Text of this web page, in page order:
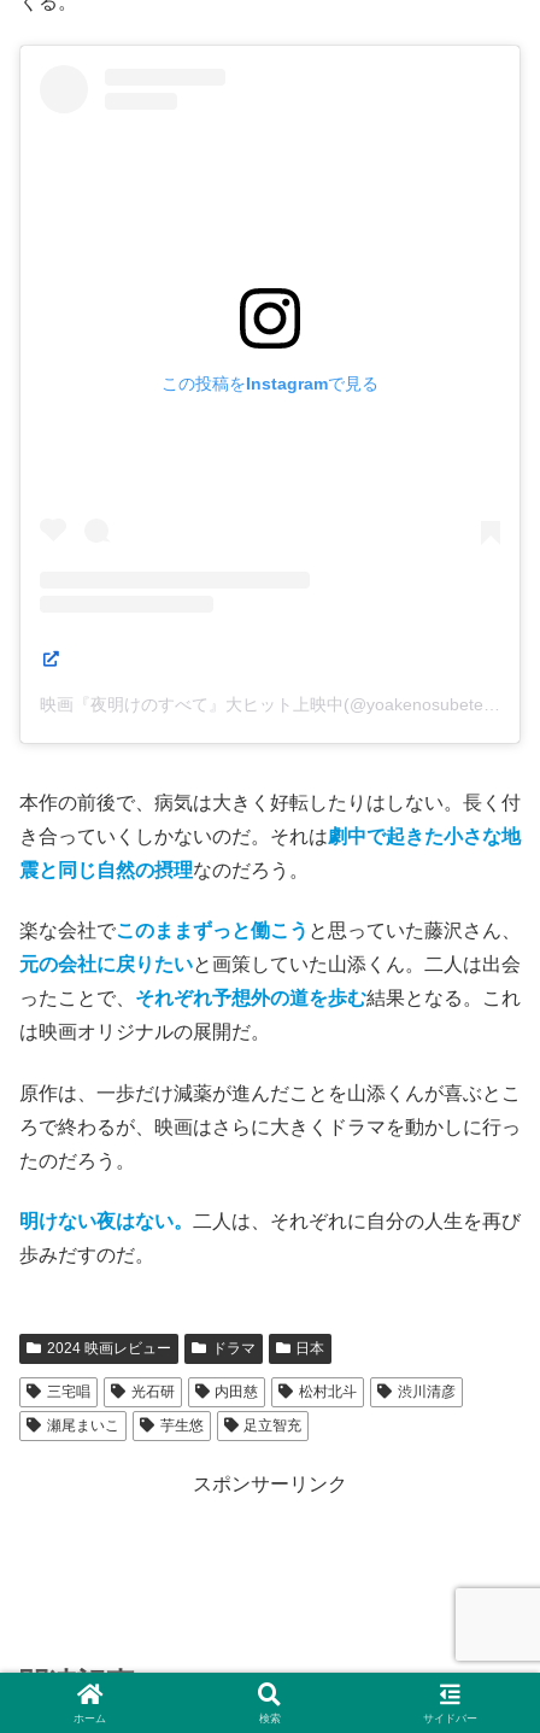
この投稿をInstagramで見る
映画『夜明けのすべて』大ヒット上映中(@yoakenosubete_movie)がシェアした投稿
本作の前後で、病気は大きく好転したりはしない。長く付
き合っていくしかないのだ。それは劇中で起きた小さな地
震と同じ自然の摂理なのだろう。
楽な会社でこのままずっと働こう と思っていた藤沢さん、
元の会社に戻りたいと画策していた山添くん。二人は出会
ったことで、 それぞれ予想外の道を歩む結果となる。これ
は映画オリジナルの展開だ。
原作は、一歩だけ減薬が進んだことを山添くんが喜ぶとこ
ろで終わるが、映画はさらに大きくドラマを動かしに行っ
たのだろう。
明けない夜はない。
二人は、それぞれに自分の人生を再び
歩みだすのだ。
2024 映画レビュー ドラマ 日本
三宅唱 光石研 内田慈 松村北斗
渋川清彦
瀬尾まいこ
芋生悠 足立智充
スポンサーリンク
関連記事
ホーム 検索 サイドバー